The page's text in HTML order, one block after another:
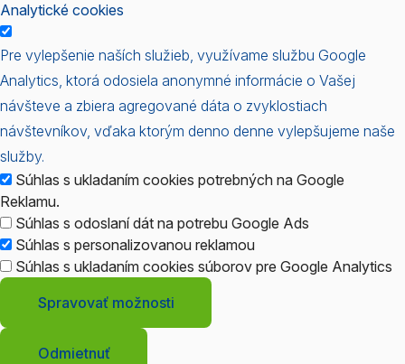
Analytické cookies
Pre vylepšenie naších služieb, využívame službu Google
Analytics, ktorá odosiela anonymné informácie o Vašej
návšteve a zbiera agregované dáta o zvyklostiach
návštevníkov, vďaka ktorým denno denne vylepšujeme naše
služby.
Súhlas s ukladaním cookies potrebných na Google
Reklamu.
Súhlas s odoslaní dát na potrebu Google Ads
Súhlas s personalizovanou reklamou
Súhlas s ukladaním cookies súborov pre Google Analytics
Spravovať možnosti
Odmietnuť